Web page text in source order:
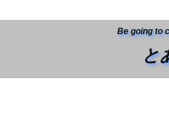
Be going to
と